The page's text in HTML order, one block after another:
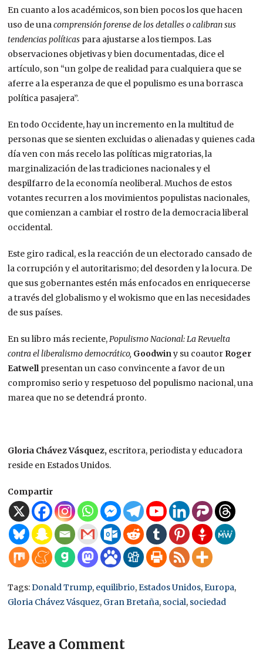
En cuanto a los académicos, son bien pocos los que hacen
uso de unacomprensión forense de los detalles o calibran sus
tendencias políticas para ajustarse a los tiempos. Las
observaciones objetivas y bien documentadas, dice el
artículo, son “un golpe de realidad para cualquiera que se
aferre a la esperanza de que el populismo es una borrasca
política pasajera”.
En todo Occidente, hay un incremento en la multitud de
personas que se sienten excluidas o alienadas y quienes cada
día ven con más recelo las políticas migratorias, la
marginalización de las tradiciones nacionales y el
despilfarro de la economía neoliberal. Muchos de estos
votantes recurren a los movimientos populistas nacionales,
que comienzan a cambiar el rostro de la democracia liberal
occidental.
Este giro radical, es la reacción de un electorado cansado de
la corrupción y el autoritarismo; del desorden y la locura. De
que sus gobernantes estén más enfocados en enriquecerse
a través del globalismo y el wokismo que en las necesidades
de sus países.
En su libro más reciente,Populismo Nacional: La Revuelta
contra el liberalismo democrático, Goodwiny su coautor Roger
Eatwellpresentan un caso convincente a favor de un
compromiso serio y respetuoso del populismo nacional, una
marea que no se detendrá pronto.
Gloria Chávez Vásquez, escritora, periodista y educadora
reside en Estados Unidos.
Compartir
Tags:Donald Trump, equilibrio,Estados Unidos,Europa,
Gloria Chávez Vásquez, Gran Bretaña, social, sociedad
Leave a Comment